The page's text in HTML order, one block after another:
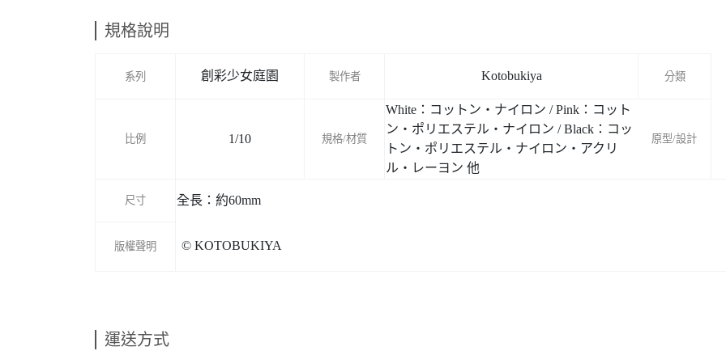
規格說明
系列 創彩少女庭園 製作者 Kotobukiya 分類
比例 1/10 規格/材質
White：コットン・ナイロン / Pink：コット
ン・ポリエステル・ナイロン / Black：コッ
トン・ポリエステル・ナイロン・アクリ
ル・レーヨン 他
原型/設計
尺寸 全長：約60mm
版權聲明 © KOTOBUKIYA
運送方式